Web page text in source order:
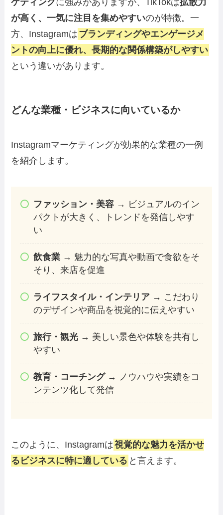
ケティングに強みがありますが、TikTokは拡散力
が高く、一気に注目を集めやすいのが特徴。一
方、Instagramは ブランディングやエンゲージメ
ントの向上に優れ、長期的な関係構築がしやすい
という違いがあります。
どんな業種・ビジネスに向いているか
Instagramマーケティングが効果的な業種の一例
を紹介します。
ファッション・美容 → ビジュアルのイン
パクトが大きく、トレンドを発信しやす
い
飲食業 → 魅力的な写真や動画で食欲をそ
そり、来店を促進
ライフスタイル・インテリア → こだわり
のデザインや商品を視覚的に伝えやすい
旅行・観光 → 美しい景色や体験を共有し
やすい
教育・コーチング→ ノウハウや実績をコ
ンテンツ化して発信
このように、Instagramは視覚的な魅力を活かせ
るビジネスに特に適している と言えます。